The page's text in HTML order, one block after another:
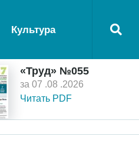
Культура
«Труд» №055
за 07 .08 .2026
Читать PDF